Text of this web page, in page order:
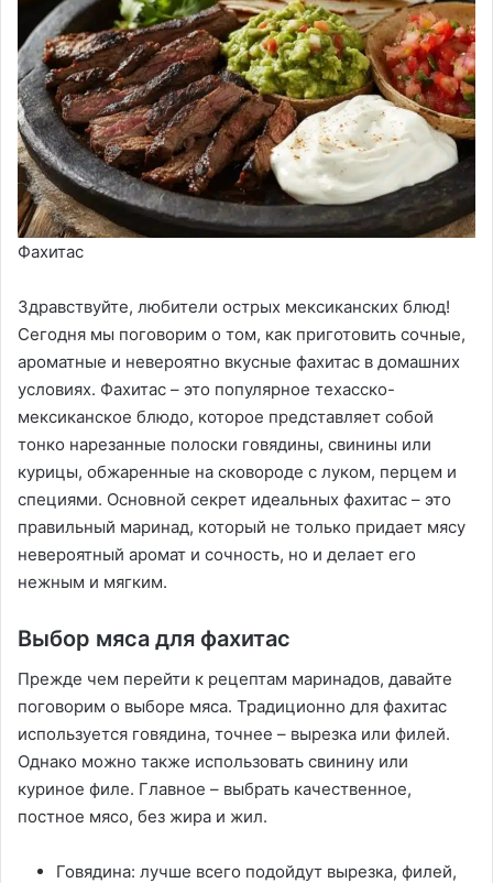
Фахитас
Здравствуйте, любители острых мексиканских блюд!
Сегодня мы поговорим о том, как приготовить сочные,
ароматные и невероятно вкусные фахитас в домашних
условиях. Фахитас – это популярное техасско-
мексиканское блюдо, которое представляет собой
тонко нарезанные полоски говядины, свинины или
курицы, обжаренные на сковороде с луком, перцем и
специями. Основной секрет идеальных фахитас – это
правильный маринад, который не только придает мясу
невероятный аромат и сочность, но и делает его
нежным и мягким.
Выбор мяса для фахитас
Прежде чем перейти к рецептам маринадов, давайте
поговорим о выборе мяса. Традиционно для фахитас
используется говядина, точнее – вырезка или филей.
Однако можно также использовать свинину или
куриное филе. Главное – выбрать качественное,
постное мясо, без жира и жил.
Говядина: лучше всего подойдут вырезка, филей,